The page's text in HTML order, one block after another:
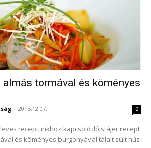
tormával és köményes
- 2015.12.07. 0
receptünkhöz kapcsolódó stájer recept
és köményes burgonyával tálalt sült hús